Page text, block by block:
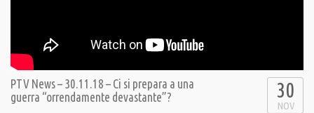
PTV News – 30.11.18 – Ci si prepara a una
guerra “orrendamente devastante”?
30
NOV